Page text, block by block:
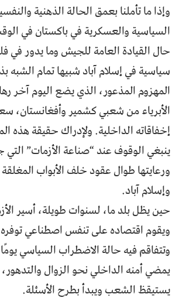
وإذا ما تأملنا بعمق الحالة الذهنية
السياسية والعسكرية في باكستان في
حال القيادة العامة للجيش وما يدور في
سياسية في إسلام آباد شبيها تمام الشبه
المهزوم المذعور، الذي يضع اليوم آخر
الأبرياء من شعبي كشمير وأفغانستان،
إخفاقاته الداخلية. ولإدراك حقيقة هذه
ينبغي الوقوف عند “صناعة الأزمات” التي
ورعايتها طوال عقود خلف الأبواب
وإسلام آباد.
حين يظل بلد ما، لسنوات طويلة، أسير
ويقوم اقتصاده على تنفس اصطناعي
وتتفاقم فيه حالة الاضطراب السياسي
يمضي أمنه الداخلي نحو الزوال
يستيقظ الشعب ويبدأ بطرح الأسئلة.